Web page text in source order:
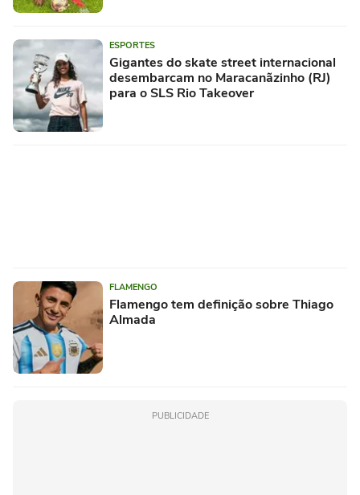
ESPORTES
Gigantes do skate street internacional
desembarcam no Maracanãzinho (RJ)
para o SLS Rio Takeover
FLAMENGO
Flamengo tem definição sobre Thiago
Almada
PUBLICIDADE